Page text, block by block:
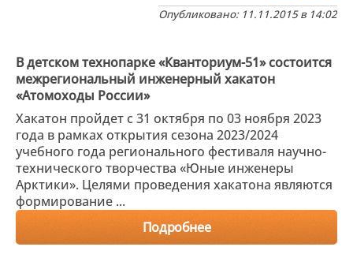
Опубликовано: 11.11.2015 в 14:02
В детском технопарке «Кванториум-51» состоится
межрегиональный инженерный хакатон
«Атомоходы России»
Хакатон пройдет с 31 октября по 03 ноября 2023
года в рамках открытия сезона 2023/2024
учебного года регионального фестиваля научно-
технического творчества «Юные инженеры
Арктики». Целями проведения хакатона являются
формирование ...
Подробнее